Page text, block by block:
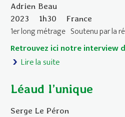
Adrien Beau
2023
1h30 France
1er long métrage Soutenu par la
Retrouvez ici notre interview
Lire la suite
Léaud l’unique
Serge Le Péron